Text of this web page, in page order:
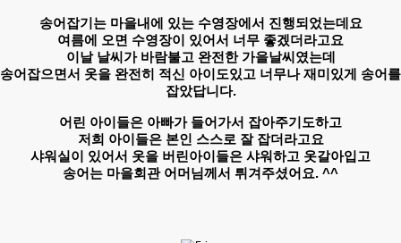
​송어잡기는 마을내에 있는 수영장에서 진행되었는데요
여름에 오면 수영장이 있어서 너무 좋겠더라고요
이날 날씨가 바람불고 완전한 가을날씨였는데
송어잡으면서 옷을 완전히 적신 아이도있고 너무나 재미있게 송어를
잡았답니다.
어린 아이들은 아빠가 들어가서 잡아주기도하고
저희 아이들은 본인 스스로 잘 잡더라고요
샤워실이 있어서 옷을 버린아이들은 샤워하고 옷갈아입고
송어는 마을회관 어머님께서 튀겨주셨어요. ^^